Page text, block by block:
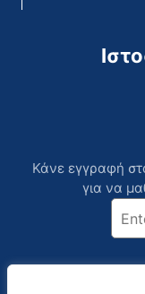
Κάνε εγγραφή
για να